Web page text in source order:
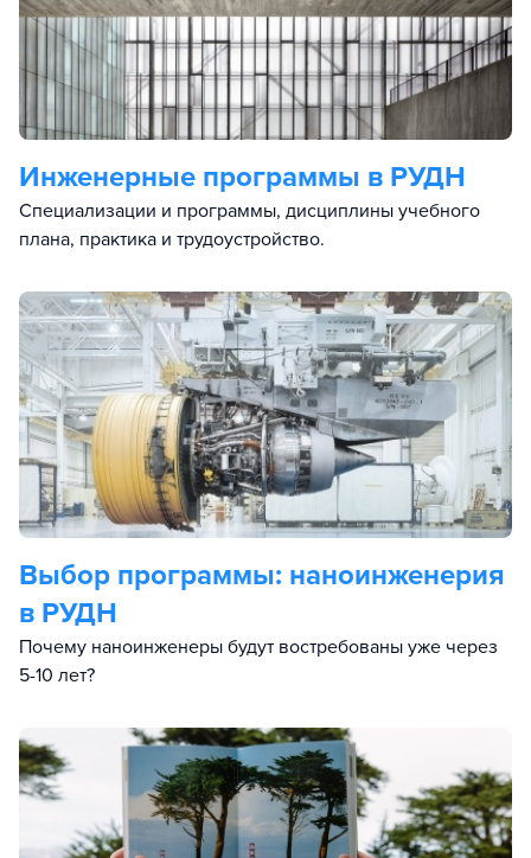
Инженерные программы в РУДН
Специализации и программы, дисциплины учебного
плана, практика и трудоустройство.
Выбор программы: наноинженерия
в РУДН
Почему наноинженеры будут востребованы уже через
5-10 лет?